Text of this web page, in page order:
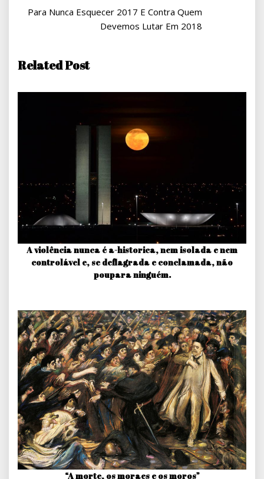
Para Nunca Esquecer 2017 E Contra Quem
Devemos Lutar Em 2018
Related Post
A violência nunca é a-historica, nem isolada e nem
controlável e, se deflagrada e conclamada, não
poupara ninguém.
“A morte, os moraes e os moros”